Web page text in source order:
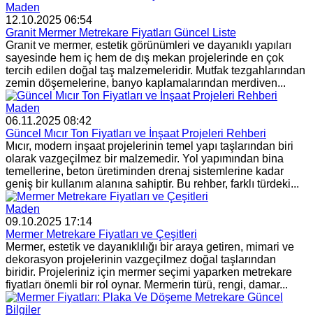
Maden
12.10.2025 06:54
Granit Mermer Metrekare Fiyatları Güncel Liste
Granit ve mermer, estetik görünümleri ve dayanıklı yapıları
sayesinde hem iç hem de dış mekan projelerinde en çok
tercih edilen doğal taş malzemeleridir. Mutfak tezgahlarından
zemin döşemelerine, banyo kaplamalarından merdiven...
Maden
06.11.2025 08:42
Güncel Mıcır Ton Fiyatları ve İnşaat Projeleri Rehberi
Mıcır, modern inşaat projelerinin temel yapı taşlarından biri
olarak vazgeçilmez bir malzemedir. Yol yapımından bina
temellerine, beton üretiminden drenaj sistemlerine kadar
geniş bir kullanım alanına sahiptir. Bu rehber, farklı türdeki...
Maden
09.10.2025 17:14
Mermer Metrekare Fiyatları ve Çeşitleri
Mermer, estetik ve dayanıklılığı bir araya getiren, mimari ve
dekorasyon projelerinin vazgeçilmez doğal taşlarından
biridir. Projeleriniz için mermer seçimi yaparken metrekare
fiyatları önemli bir rol oynar. Mermerin türü, rengi, damar...